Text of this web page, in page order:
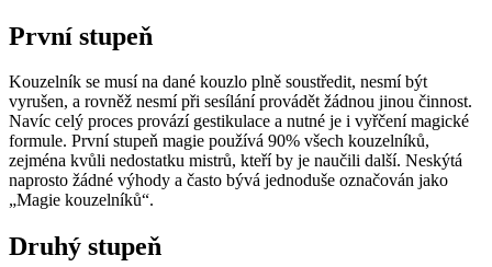
První stupeň
Kouzelník se musí na dané kouzlo plně soustředit, nesmí být
vyrušen, a rovněž nesmí při sesílání provádět žádnou jinou činnost.
Navíc celý proces provází gestikulace a nutné je i vyřčení magické
formule. První stupeň magie používá 90% všech kouzelníků,
zejména kvůli nedostatku mistrů, kteří by je naučili další. Neskýtá
naprosto žádné výhody a často bývá jednoduše označován jako
„Magie kouzelníků“.
Druhý stupeň